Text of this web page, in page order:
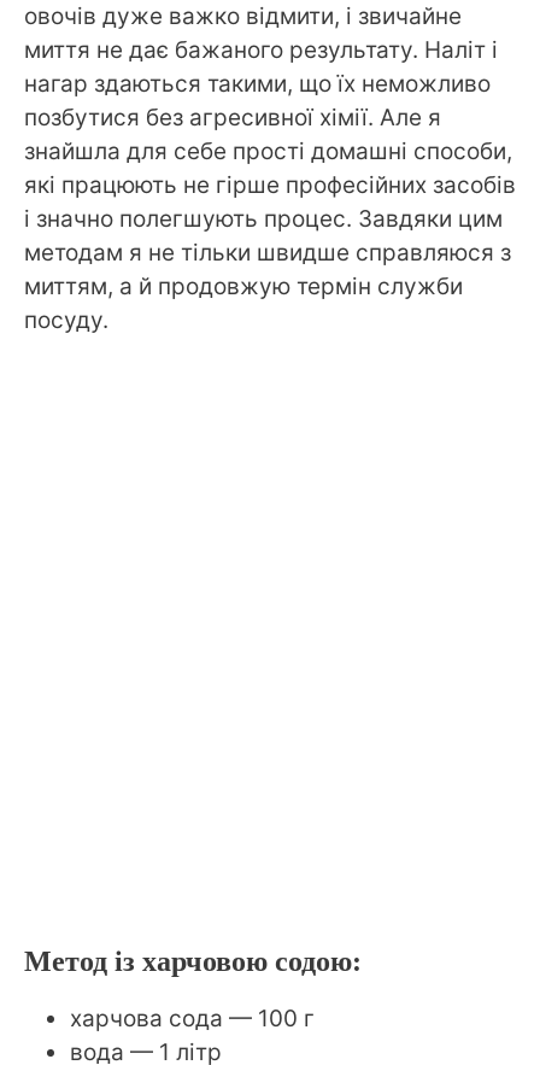
овочів дуже важко відмити, і звичайне
миття не дає бажаного результату. Наліт і
нагар здаються такими, що їх неможливо
позбутися без агресивної хімії. Але я
знайшла для себе прості домашні способи,
які працюють не гірше професійних засобів
і значно полегшують процес. Завдяки цим
методам я не тільки швидше справляюся з
миттям, а й продовжую термін служби
посуду.
Метод із харчовою содою:
харчова сода — 100 г
вода — 1 літр